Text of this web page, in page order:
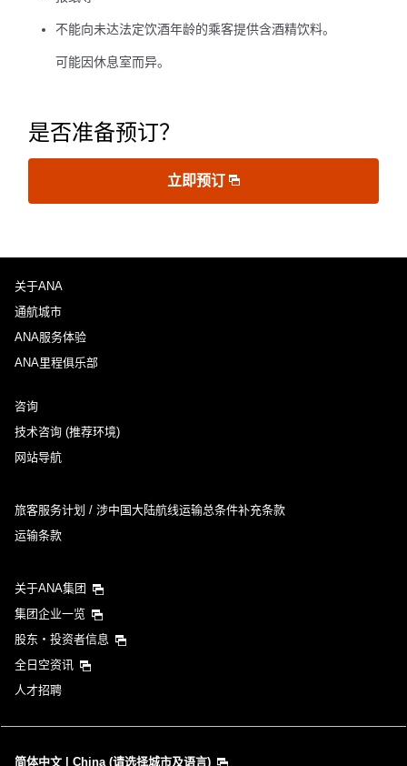
不能向未达法定饮酒年龄的乘客提供含酒精饮料。
可能因休息室而异。
是否准备预订？
立即预订
关于ANA
通航城市
ANA服务体验
ANA里程俱乐部
咨询
技术咨询 (推荐环境)
网站导航
旅客服务计划 / 涉中国大陆航线运输总条件补充条款
运输条款
关于ANA集团
集团企业一览
股东・投资者信息
全日空资讯
人才招聘
简体中文 | China (请选择城市及语言)